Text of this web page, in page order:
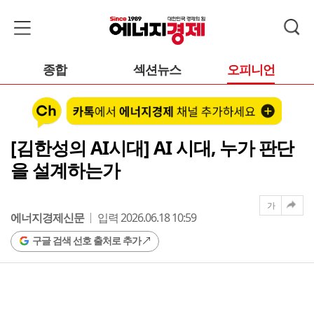
종합 섹션뉴스 오피니언
[김한성의 AI시대] AI 시대, 누가 판단
을 설계하는가
에너지경제신문 입력 2026.06.18 10:59
구글 검색 선호 출처로 추가
가